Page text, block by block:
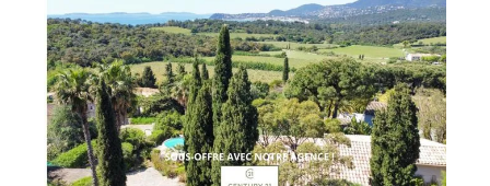
LA CROIX VALMER 83
183 m2, 6 pièces
Ref : 5027
Maison à vendre
2 500 000 €